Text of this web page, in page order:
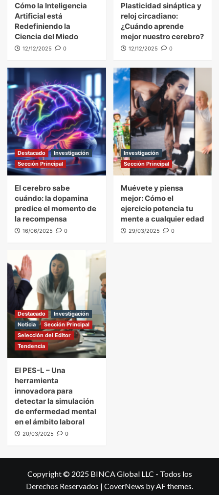
Cómo la Inteligencia
Artificial está
Redefiniendo la
Ciencia del Miedo
12/12/2025 0
Plasticidad sináptica y
reloj circadiano:
¿Cuándo aprende
mejor nuestro cerebro?
12/12/2025 0
Destacado
Investigación
Sección Principal
El cerebro sabe
cuándo: la dopamina
predice el momento de
la recompensa
16/06/2025 0
Investigación
Sección Principal
Muévete y piensa
mejor: Cómo el
ejercicio potencia tu
mente a cualquier edad
29/03/2025 0
Destacado
Investigación
Noticia
Sección Principal
Selección del Editor
Tendencia
El PES-L – Una
herramienta
innovadora para
detectar la simulación
de enfermedad mental
en el ámbito laboral
20/03/2025 0
Copyright © 2025 BINCA Global LLC - Todos los
Derechos Reservados | CoverNews by AF themes.